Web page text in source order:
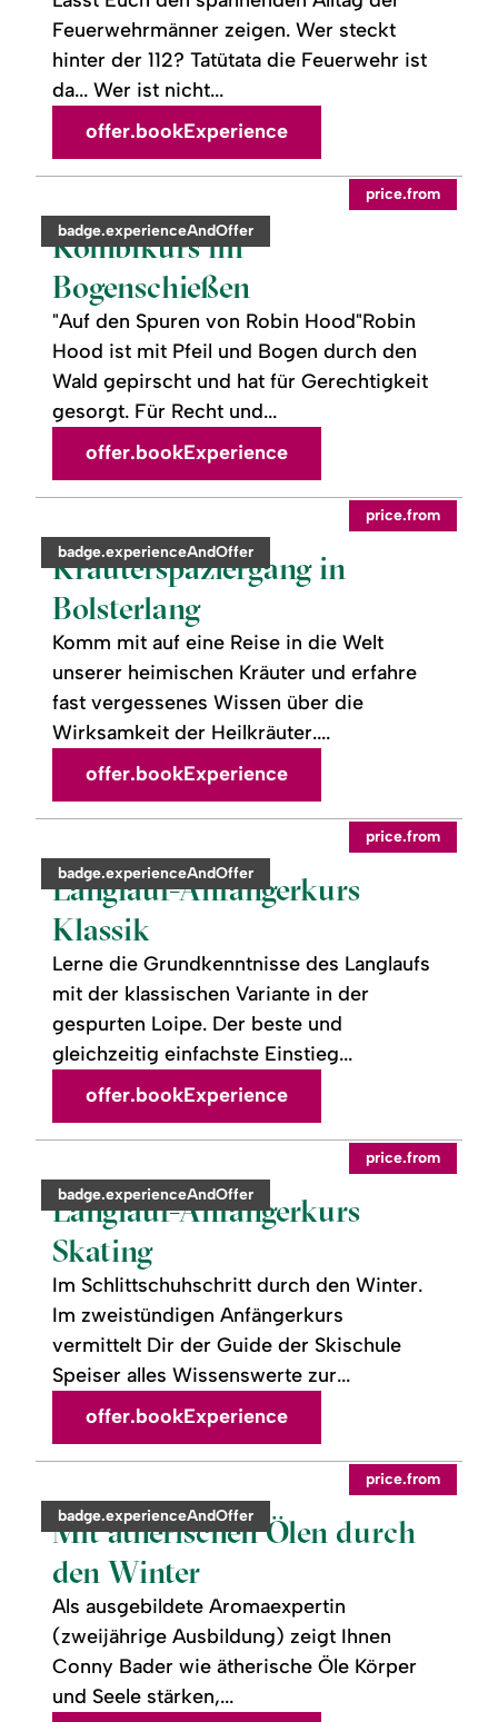
Feuerwehrmänner zeigen. Wer steckt
hinter der 112? Tatütata die Feuerwehr ist
da... Wer ist nicht...
offer.bookExperience
category:
badge.experienceAndOffer
price.from
Kombikurs im
Bogenschießen
"Auf den Spuren von Robin Hood"Robin
Hood ist mit Pfeil und Bogen durch den
Wald gepirscht und hat für Gerechtigkeit
gesorgt. Für Recht und...
readmore:
im
Bogenschießen
offer.bookExperience
category:
badge.experienceAndOffer
price.from
Kräuterspaziergang in
Bolsterlang
Komm mit auf eine Reise in die Welt
unserer heimischen Kräuter und erfahre
fast vergessenes Wissen über die
Wirksamkeit der Heilkräuter....
readmore:
in
Bolsterlang
offer.bookExperience
category:
badge.experienceAndOffer
price.from
Langlauf-Anfängerkurs
Klassik
Lerne die Grundkenntnisse des Langlaufs
mit der klassischen Variante in der
gespurten Loipe. Der beste und
gleichzeitig einfachste Einstieg...
readmore:
Anfängerkurs
Klassik
offer.bookExperience
category:
badge.experienceAndOffer
price.from
Langlauf-Anfängerkurs
Skating
Im Schlittschuhschritt durch den Winter.
Im zweistündigen Anfängerkurs
vermittelt Dir der Guide der Skischule
Speiser alles Wissenswerte zur...
readmore:
Anfängerkurs
Skating
offer.bookExperience
category:
badge.experienceAndOffer
price.from
Mit ätherischen Ölen durch
den Winter
Als ausgebildete Aromaexpertin
(zweijährige Ausbildung) zeigt Ihnen
Conny Bader wie ätherische Öle Körper
und Seele stärken,...
readmore:
ätherischen
Ölen
durch
Winter